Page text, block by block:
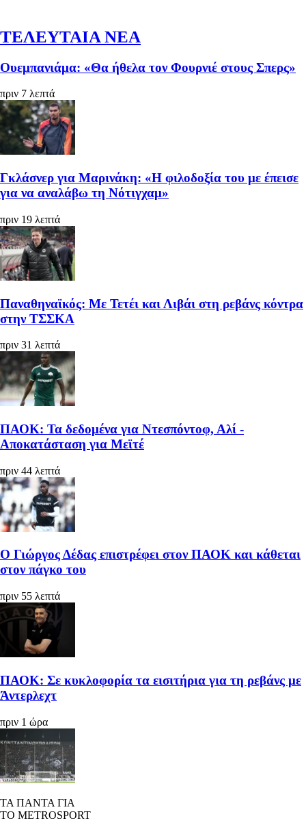
ΤΕΛΕΥΤΑΙΑ ΝΕΑ
Ουεμπανιάμα: «Θα ήθελα τον Φουρνιέ στους Σπερς»
πριν 7 λεπτά
Γκλάσνερ για Μαρινάκη: «Η φιλοδοξία του με έπεισε
για να αναλάβω τη Νότιγχαμ»
πριν 19 λεπτά
Παναθηναϊκός: Με Τετέι και Λιβάι στη ρεβάνς κόντρα
στην ΤΣΣΚΑ
πριν 31 λεπτά
ΠΑΟΚ: Τα δεδομένα για Ντεσπόντοφ, Αλί -
Αποκατάσταση για Μεϊτέ
πριν 44 λεπτά
Ο Γιώργος Δέδας επιστρέφει στον ΠΑΟΚ και κάθεται
στον πάγκο του
πριν 55 λεπτά
ΠΑΟΚ: Σε κυκλοφορία τα εισιτήρια για τη ρεβάνς με
Άντερλεχτ
πριν 1 ώρα
ΤΑ ΠΑΝΤΑ ΓΙΑ
ΤΟ METROSPORT